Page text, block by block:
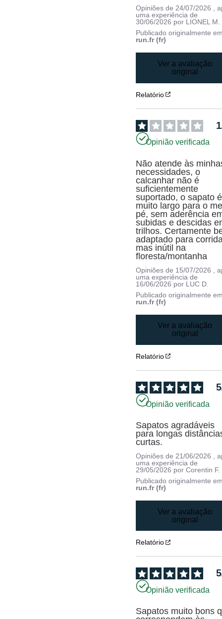
Opiniões de24/07/2026 ,
uma experiência de
30/06/2026 por LIONEL M.
Publicado originalmente
run.fr (fr)
Ver a avaliação
original
Relatório
1
Opinião verificada
Não atende às
necessidades, o
calcanhar não é
suficientemente
suportado, o sapato é
muito largo para o
pé, sem aderência
subidas e descidas
trilhos. Certamente
adaptado para
mas inútil na
floresta/montanha
Opiniões de 15/07/2026
,
uma experiência de
16/06/2026 por LUC D.
Publicado originalmente
run.fr (fr)
Ver a avaliação
original
Relatório
5
Opinião verificada
Sapatos agradáveis
para longas
curtas.
Opiniões de 21/06/2026
,
uma experiência de
29/05/2026 porCorentin F.
Publicado originalmente
run.fr (fr)
Ver a avaliação
original
Relatório
5
Opinião verificada
Sapatos muito bons